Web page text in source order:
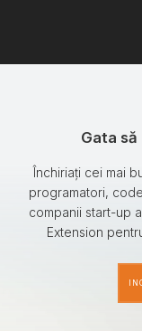
Gata
Închiriați cei mai
programatori,
companii start-up
Extension